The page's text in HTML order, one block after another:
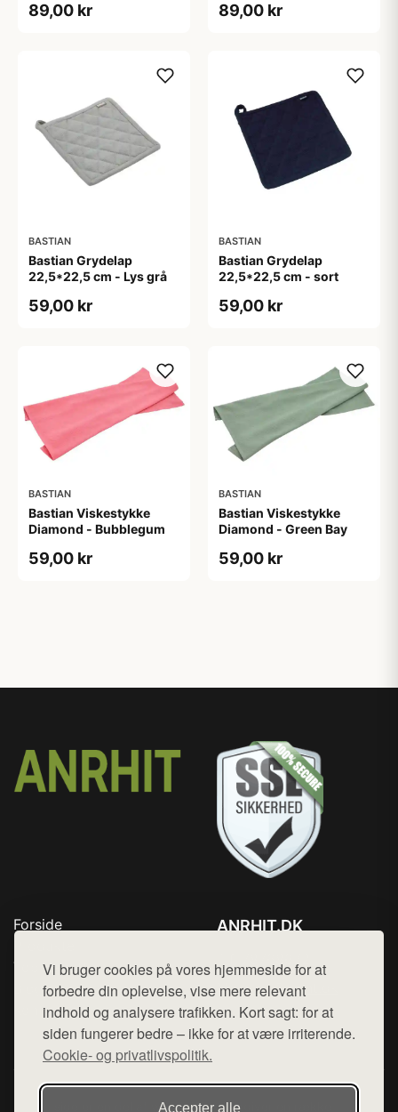
Vi bruger cookies på vores hjemmeside for at
forbedre din oplevelse, vise mere relevant
indhold og analysere trafikken. Kort sagt: for at
siden fungerer bedre – ikke for at være irriterende.
Cookie- og privatlivspolitik.
Accepter alle
89,00 kr 89,00 kr
BASTIAN
Bastian Grydelap
22,5*22,5 cm - Lys grå
59,00 kr
BASTIAN
Bastian Grydelap
22,5*22,5 cm - sort
59,00 kr
BASTIAN
Bastian Viskestykke
Diamond - Bubblegum
59,00 kr
BASTIAN
Bastian Viskestykke
Diamond - Green Bay
59,00 kr
Forside
Top Rabatter
Blog
Kontakt
ANRHIT.DK
Mail: hej@want.dk
Cookie- og privatlivspolitik
Denne side er en del af want.dk, der udgiver en række